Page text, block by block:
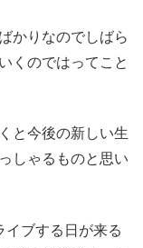
かりなのでしばら
くのではってこと
と今後の新しい生
しゃるものと思い
イブする日が来る